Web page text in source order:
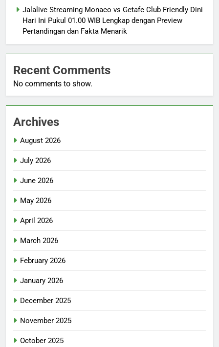
Jalalive Streaming Monaco vs Getafe Club Friendly Dini
Hari Ini Pukul 01.00 WIB Lengkap dengan Preview
Pertandingan dan Fakta Menarik
Recent Comments
No comments to show.
Archives
August 2026
July 2026
June 2026
May 2026
April 2026
March 2026
February 2026
January 2026
December 2025
November 2025
October 2025